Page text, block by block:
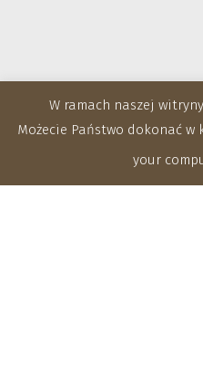
W ramach naszej
Możecie Państwo dokonać
your